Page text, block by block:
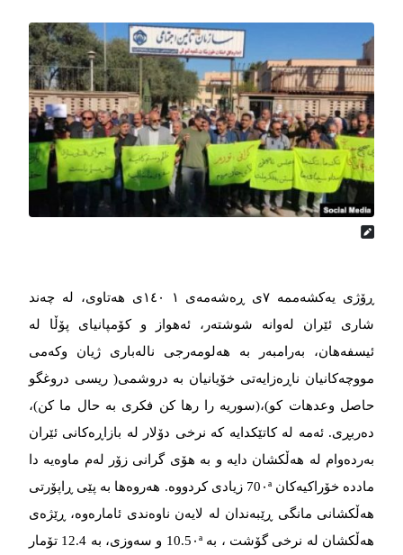
ڕۆژی یەکشەممە ٧ی ڕەشەمەی ١٤٠ ١ی هه‌‌‌تاوی، لە چەند
شاری ئێران له‌‌‌وانه‌‌‌ شوشتەر، ئەهواز و کۆمپانیای پۆڵا لە
ئیسفەهان، بەرامبەر بە هەلومەرجی نالەباری ژیان وکەمی
مووچەکانیان ناڕەزایەتی خۆیانیان بە دروشمی( ریسی دروغگو
حاصل وعدهات کو)،(سوریە را رها کن فکری بە حال ما کن)،
دەربڕی. ئەمە له‌‌‌ کاتێکدایه‌‌‌ که‌‌‌ نرخی دۆلار لە بازاڕەکانی ئێران
بەردەوام لە هه‌‌‌ڵکشان دایه‌‌‌ و بە هۆی گرانی زۆر لەم ماوەیە دا
ماددە خۆراکیەکان 70٠ª زیادی کردووە. هەروەها بە پێی ڕاپۆرتی
هەڵکشانی مانگی ڕێبەندان لە لایەن ناوەندی ئامارەوە، ڕێژەی
هەڵکشان لە نرخی گۆشت ، بە 10.5٠ª و سەوزی، بە 12.4 تۆمار